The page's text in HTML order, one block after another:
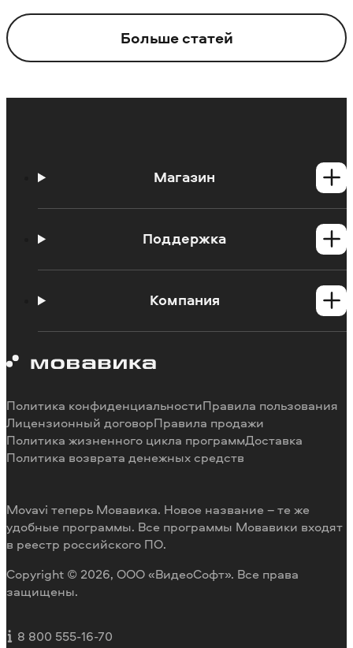
Больше статей
Магазин
Программы для MacПоддержка
Инструкции
Системные требования программ
Способы оплаты
Возврат средств
Компания
Работа в Мовавике
Отзывы пользователей
Разработка видеоредактора под заказ
Movavi теперь Мовавика. Новое название – те же
удобные программы. Все программы Мовавики входят
в реестр российского ПО.
Copyright © 2026, ООО «ВидеоСофт». Все права
защищены.
8 800 555-16-70
Политика конфиденциальностиПравила пользования
Лицензионный договорПравила продажи
Политика жизненного цикла программДоставка
Политика возврата денежных средств